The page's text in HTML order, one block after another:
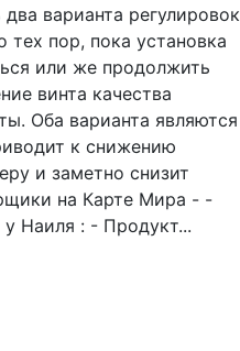
варианта регулировок
тех пор, пока установка
или же продолжить
винта качества
Оба варианта являются
к снижению
и заметно снизит
на Карте Мира - -
Наиля : - Продукт...